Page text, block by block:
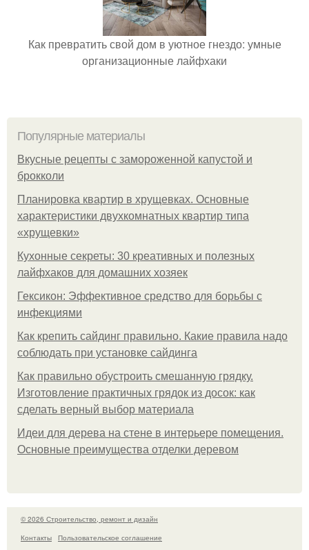
Как превратить свой дом в уютное гнездо: умные
организационные лайфхаки
Популярные материалы
Вкусные рецепты с замороженной капустой и
брокколи
Планировка квартир в хрущевках. Основные
характеристики двухкомнатных квартир типа
«хрущевки»
Кухонные секреты: 30 креативных и полезных
лайфхаков для домашних хозяек
Гексикон: Эффективное средство для борьбы с
инфекциями
Как крепить сайдинг правильно. Какие правила надо
соблюдать при установке сайдинга
Как правильно обустроить смешанную грядку.
Изготовление практичных грядок из досок: как
сделать верный выбор материала
Идеи для дерева на стене в интерьере помещения.
Основные преимущества отделки деревом
© 2026 Строительство, ремонт и дизайн
Контакты
Пользовательское соглашение